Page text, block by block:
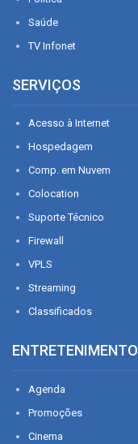
Saúde
TV Infonet
SERVIÇOS
Acesso à Internet
Hospedagem
Comp. em Nuvem
Colocation
Suporte Técnico
Firewall
VPLS
Streaming
Classificados
ENTRETENIMENTO
Agenda
Promoções
Cinema